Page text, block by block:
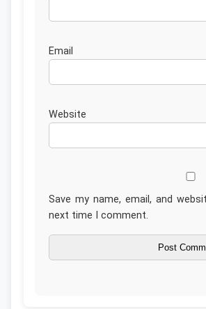
Website
Save my name, email, and
next time I comment.